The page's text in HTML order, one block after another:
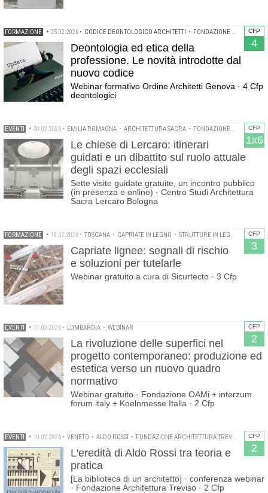
CFP
4
FORMAZIONE • 25.02.2026 • CODICE DEONTOLOGICO ARCHITETTI • FONDAZIONE ORDINE ARCHITETTI GENOVA
Deontologia ed etica della
professione. Le novità introdotte dal
nuovo codice
Webinar formativo Ordine Architetti Genova · 4 Cfp
deontologici
CFP
1x6
EVENTI • 20.02.2026 • EMILIA ROMAGNA • ARCHITETTURA SACRA • FONDAZIONE CARDINALE GIACOMO LERCARO
Le chiese di Lercaro: itinerari
guidati e un dibattito sul ruolo attuale
degli spazi ecclesiali
Sette visite guidate gratuite, un incontro pubblico
(in presenza e online) · Centro Studi Architettura
Sacra Lercaro Bologna
CFP
3
FORMAZIONE • 19.02.2026 • TOSCANA • CAPRIATE IN LEGNO • STRUTTURE IN LEGNO
Capriate lignee: segnali di rischio
e soluzioni per tutelarle
Webinar gratuito a cura di Sicurtecto · 3 Cfp
CFP
2
EVENTI • 11.02.2026 • LOMBARDIA • WEBINAR
La rivoluzione delle superfici nel
progetto contemporaneo: produzione ed
estetica verso un nuovo quadro
normativo
Webinar gratuito · Fondazione OAMi + interzum
forum italy + Koelnmesse Italia · 2 Cfp
CFP
2
EVENTI • 10.02.2026 • VENETO • ALDO ROSSI • FONDAZIONE ARCHITETTURA TREVISO
L'eredità di Aldo Rossi tra teoria e
pratica
[La biblioteca di un architetto] · conferenza webinar
· Fondazione Architettura Treviso · 2 Cfp